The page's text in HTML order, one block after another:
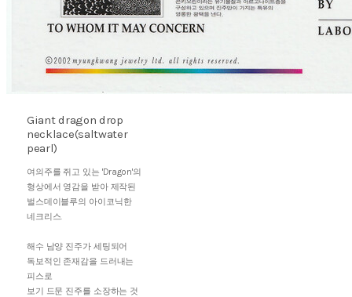
Giant dragon drop
necklace(saltwater
pearl)
여의주를 쥐고 있는 'Dragon'의
형상에서 영감을 받아 제작된
벌스데이블루의 아이코닉한
네크리스.
해수 남양 진주가 세팅되어
독보적인 존재감을 드러내는
피스로
보기 드문 진주를 소장하는 것